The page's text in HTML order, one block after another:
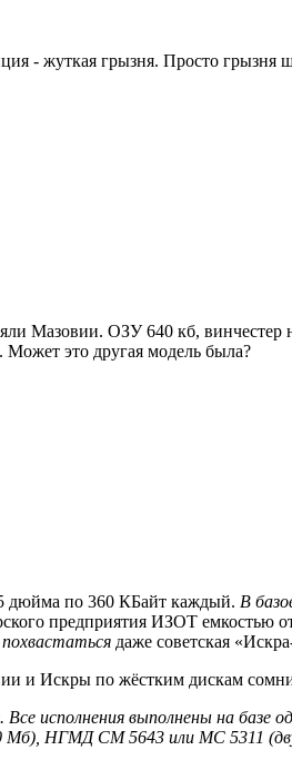
- жуткая грызня. Просто грызня
Мазовии. ОЗУ 640 кб,
Может это другая модель была?
дюйма по 360 КБайт каждый. В
предприятия ИЗОТ
похвастаться даже советская
и Искры по жёстким дискам
исполнения выполнены на
НГМД СМ 5643 или МС 5311